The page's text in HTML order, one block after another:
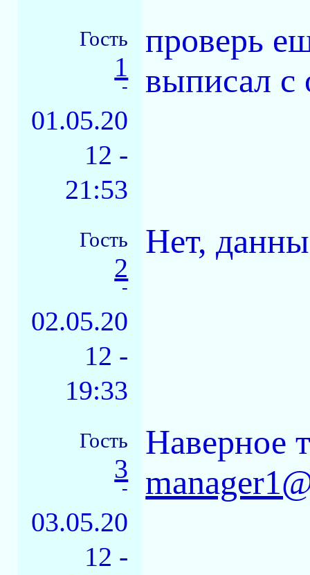
Гость
1
-
01.05.20
12 -
21:53
проверь
выписал с
Гость
2
-
02.05.20
12 -
19:33
Нет,
Гость
3
-
03.05.20
12 -
Наверное